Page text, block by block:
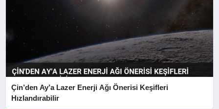
Çin’den Ay’a Lazer Enerji Ağı Önerisi Keşifleri
Hızlandırabilir